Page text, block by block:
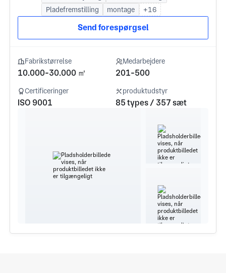
Pladefremstilling
montage +16
Send forespørgsel
Fabrikstørrelse
10.000-30.000 ㎡
Medarbejdere
201-500
Certificeringer
ISO 9001
produktudstyr
85 types / 357 sæt